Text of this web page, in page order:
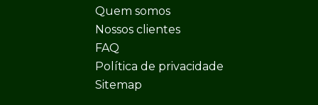
Quem somos
Nossos clientes
FAQ
Política de privacidade
Sitemap